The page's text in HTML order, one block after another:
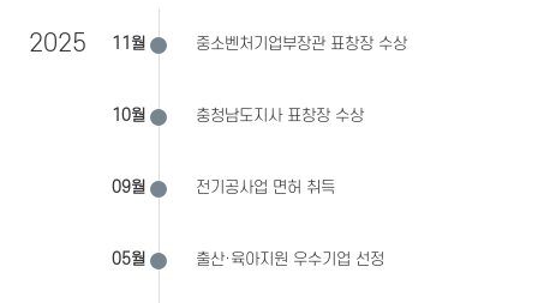
2025 11월 중소벤처기업부장관 표창장 수상
10월 충청남도지사 표창장 수상
09월 전기공사업 면허 취득
05월 출산·육아지원 우수기업 선정